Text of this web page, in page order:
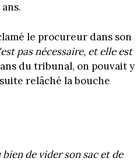
le procureur dans son
pas nécessaire, et elle est
du tribunal, on pouvait y
relâché la bouche
de vider son sac et de